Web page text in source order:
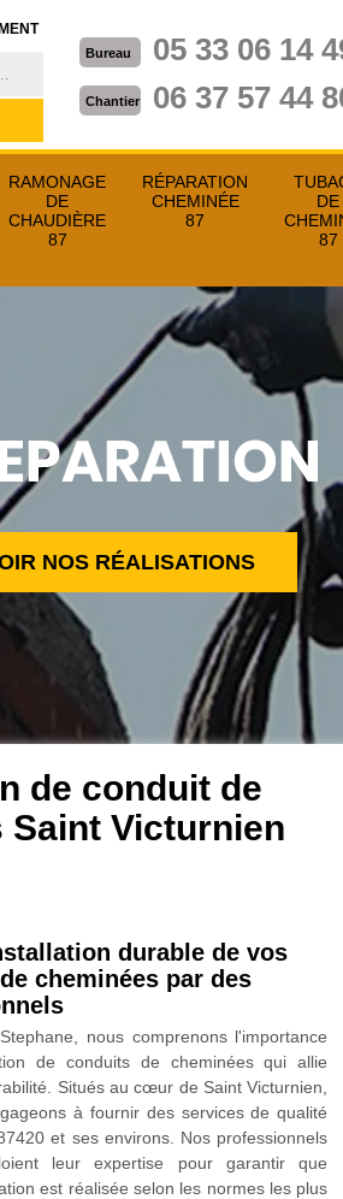
Bureau 05 33 06 14
Chantier 06 37 57 44
RAMONAGE
DE
CHAUDIÈRE
87
RÉPARATION
CHEMINÉE
87
DE
87
NOS RÉALISATIONS
de conduit de
Saint Victurnien
durable de vos
cheminées par des
nous comprenons l'importance
de conduits de cheminées qui allie
Situés au cœur de Saint Victurnien,
à fournir des services de qualité
et ses environs. Nos professionnels
leur expertise pour garantir que
est réalisée selon les normes les plus